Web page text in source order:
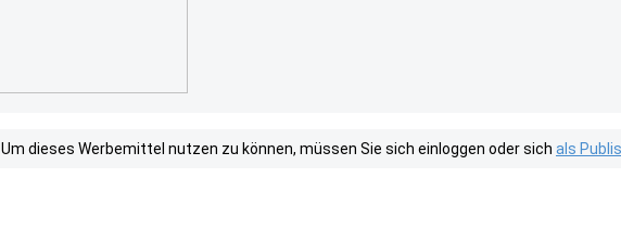
Um dieses Werbemittel nutzen zu können, müssen Sie sich einloggen oder sich als